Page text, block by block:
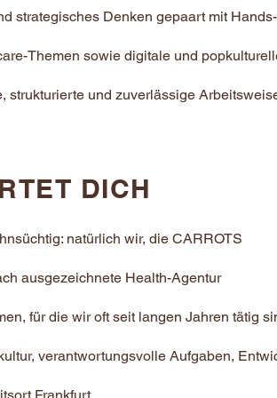
strategisches Denken gepaart mit
Themen sowie digitale und
strukturierte und zuverlässige
DICH
natürlich wir, die CARROTS
ausgezeichnete Health-Agentur
für die wir oft seit langen Jahren tätig
verantwortungsvolle Aufgaben,